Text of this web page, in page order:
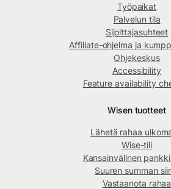
Työpaikat
Palvelun tila
Sijoittajasuhteet
Affiliate-ohjelma ja
Ohjekeskus
Accessibility
Feature availability
Wisen tuotteet
Lähetä rahaa
Wise-tili
Kansainvälinen
Suuren summan
Vastaanota rahaa